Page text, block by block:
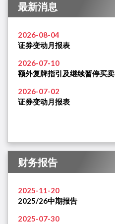
最新消息
2026-08-04
证券变动月报表
2026-07-10
额外复牌指引及继续暂停买卖
2026-07-02
证券变动月报表
财务报告
2025-11-20
2025/26中期报告
2025-07-30